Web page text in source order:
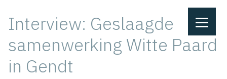
naar
inhoud
Interview: Geslaagde
samenwerking Witte Paard
in Gendt